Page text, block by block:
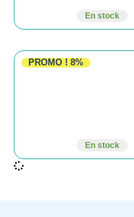
En stock
PROMO ! 8%
En stock